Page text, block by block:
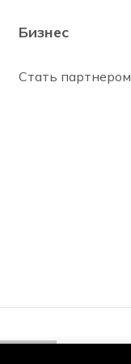
Бизнес
Стать партнером